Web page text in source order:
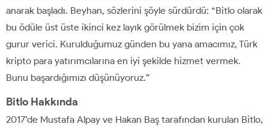
anarak başladı. Beyhan, sözlerini şöyle sürdürdü: “Bitlo olarak
bu ödüle üst üste ikinci kez layık görülmek bizim için çok
gurur verici. Kurulduğumuz günden bu yana amacımız, Türk
kripto para yatırımcılarına en iyi şekilde hizmet vermek.
Bunu başardığımızı düşünüyoruz.”
Bitlo Hakkında
2017’de Mustafa Alpay ve Hakan Baş tarafından kurulan Bitlo,